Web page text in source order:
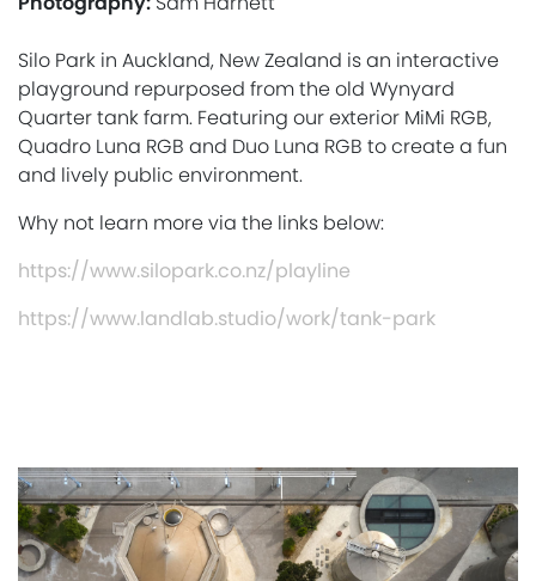
Silo Park in Auckland, New Zealand is an interactive
playground repurposed from the old Wynyard
Quarter tank farm. Featuring our exterior MiMi RGB,
Quadro Luna RGB and Duo Luna RGB to create a fun
and lively public environment.
Why not learn more via the links below:
https://www.silopark.co.nz/playline
https://www.landlab.studio/work/tank-park